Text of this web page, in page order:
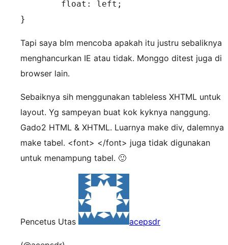
}
Tapi saya blm mencoba apakah itu justru sebaliknya
menghancurkan IE atau tidak. Monggo ditest juga di
browser lain.
Sebaiknya sih menggunakan tableless XHTML untuk
layout. Yg sampeyan buat kok kyknya nanggung.
Gado2 HTML & XHTML. Luarnya make div, dalemnya
make tabel. <font> </font> juga tidak digunakan
untuk menampung tabel. 🙂
Pencetus Utas acepsdr